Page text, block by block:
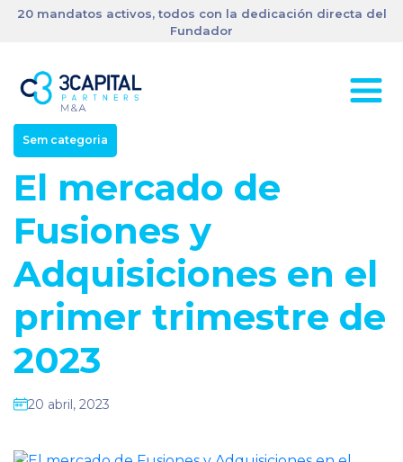
20 mandatos activos, todos con la dedicación directa del
Fundador
Sem categoria
El mercado de
Fusiones y
Adquisiciones en el
primer trimestre de
2023
20 abril, 2023